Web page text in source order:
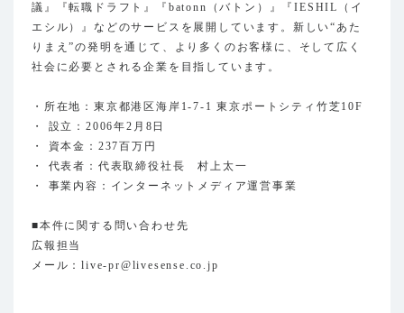
議』『転職ドラフト』『batonn（バトン）』『IESHIL（イ
エシル）』などのサービスを展開しています。新しい“あた
りまえ”の発明を通じて、より多くのお客様に、そして広く
社会に必要とされる企業を目指しています。
・所在地：東京都港区海岸1-7-1 東京ポートシティ竹芝10F
・ 設立：2006年2月8日
・ 資本金：237百万円
・ 代表者：代表取締役社長 村上太一
・ 事業内容：インターネットメディア運営事業
■本件に関する問い合わせ先
広報担当
メール：live-pr@livesense.co.jp